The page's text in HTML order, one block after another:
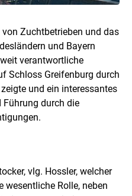
content
Zuchtbetrieben und das
und Bayern
verantwortliche
Schloss Greifenburg durch
und ein interessantes
durch die
vlg. Hossler, welcher
Rolle, neben